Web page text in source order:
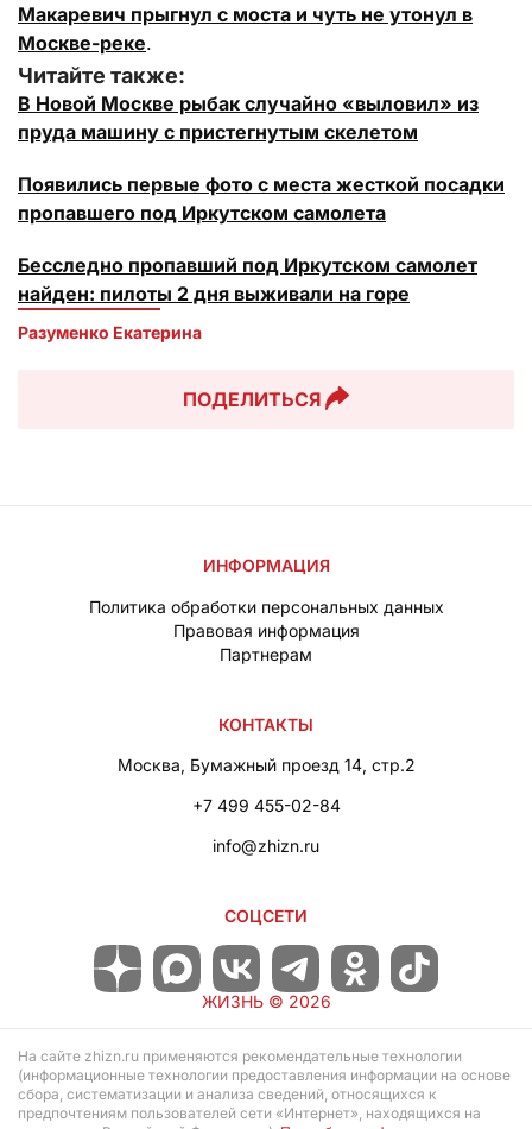
Макаревич прыгнул с моста и чуть не утонул в
Москве-реке.
Читайте также:
В Новой Москве рыбак случайно «выловил» из
пруда машину с пристегнутым скелетом
Появились первые фото с места жесткой посадки
пропавшего под Иркутском самолета
Бесследно пропавший под Иркутском самолет
найден: пилоты 2 дня выживали на горе
Разуменко Екатерина
ПОДЕЛИТЬСЯ
ИНФОРМАЦИЯ
Политика обработки персональных данных
Правовая информация
Партнерам
КОНТАКТЫ
Москва, Бумажный проезд 14, стр.2
+7 499 455-02-84
info@zhizn.ru
СОЦСЕТИ
ЖИЗНЬ © 2026
На сайте zhizn.ru применяются рекомендательные технологии
(информационные технологии предоставления информации на основе
сбора, систематизации и анализа сведений, относящихся к
предпочтениям пользователей сети «Интернет», находящихся на